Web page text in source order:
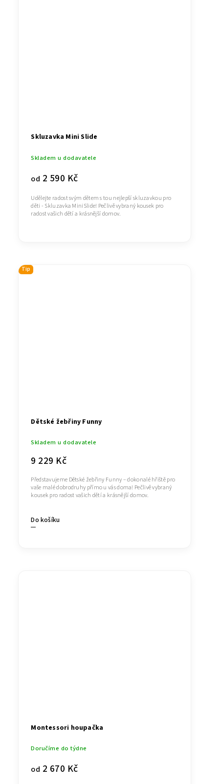
Skluzavka Mini Slide
Skladem u dodavatele
od 2 590 Kč
Udělejte radost svým dětem s tou nejlepší skluzavkou pro
děti - Skluzavka MiniSlide! Pečlivě vybraný kousek pro
radost vašich dětí a krásnější domov.
Tip
Dětské žebřiny Funny
Skladem u dodavatele
9 229 Kč
Do košíku
Představujeme Dětské žebřiny Funny – dokonalé hřiště pro
vaše malé dobrodruhy přímo u vás doma! Pečlivě vybraný
kousek pro radost vašich dětí a krásnější domov.
Montessori houpačka
Doručíme do týdne
od 2 670 Kč